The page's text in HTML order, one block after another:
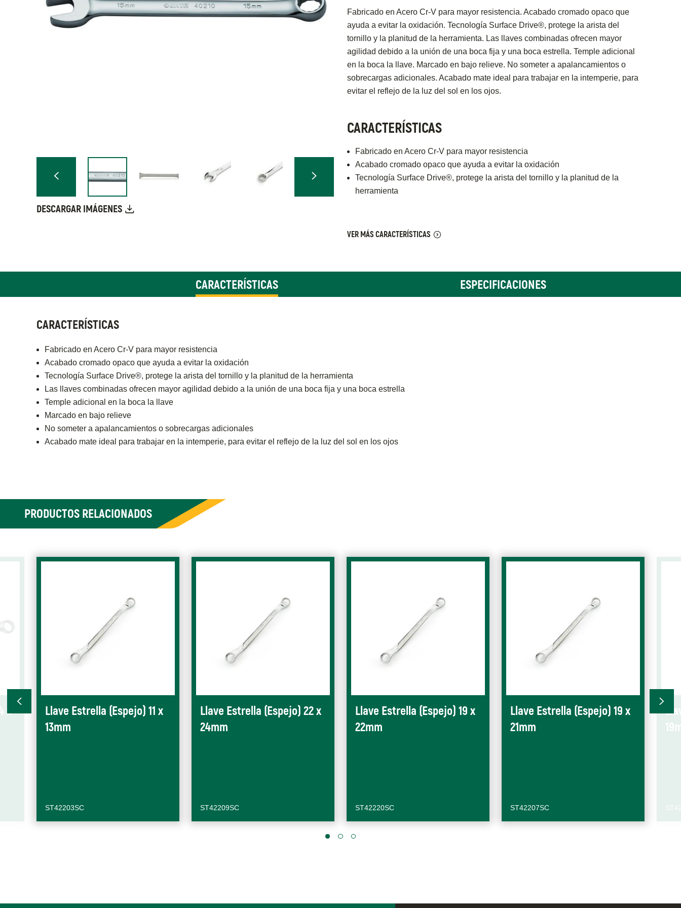
DESCARGAR IMÁGENES
Fabricado en Acero Cr-V para mayor resistencia. Acabado cromado opaco que
ayuda a evitar la oxidación. Tecnología Surface Drive®, protege la arista del
tornillo y la planitud de la herramienta. Las llaves combinadas ofrecen mayor
agilidad debido a la unión de una boca fija y una boca estrella. Temple adicional
en la boca la llave. Marcado en bajo relieve. No someter a apalancamientos o
sobrecargas adicionales. Acabado mate ideal para trabajar en la intemperie, para
evitar el reflejo de la luz del sol en los ojos.
CARACTERÍSTICAS
Fabricado en Acero Cr-V para mayor resistencia
Acabado cromado opaco que ayuda a evitar la oxidación
Tecnología Surface Drive®, protege la arista del tornillo y la planitud de la
herramienta
VER MÁS CARACTERÍSTICAS
CARACTERÍSTICAS ESPECIFICACIONES
CARACTERÍSTICAS
Fabricado en Acero Cr-V para mayor resistencia
Acabado cromado opaco que ayuda a evitar la oxidación
Tecnología Surface Drive®, protege la arista del tornillo y la planitud de la herramienta
Las llaves combinadas ofrecen mayor agilidad debido a la unión de una boca fija y una boca estrella
Temple adicional en la boca la llave
Marcado en bajo relieve
No someter a apalancamientos o sobrecargas adicionales
Acabado mate ideal para trabajar en la intemperie, para evitar el reflejo de la luz del sol en los ojos
PRODUCTOS RELACIONADOS
x
Llave Estrella (Espejo) 11 x
13mm
ST42203SC
Llave Estrella (Espejo) 22 x
24mm
ST42209SC
Llave Estrella (Espejo) 19 x
22mm
ST42220SC
Llave Estrella (Espejo) 19 x
21mm
ST42207SC